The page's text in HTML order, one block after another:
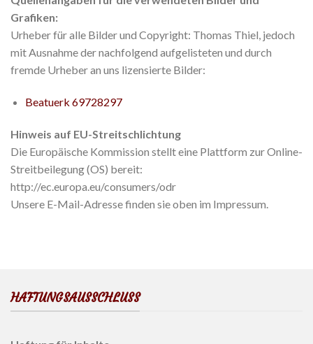
Grafiken:
Urheber für alle Bilder und Copyright: Thomas Thiel, jedoch
mit Ausnahme der nachfolgend aufgelisteten und durch
fremde Urheber an uns lizensierte Bilder:
Beatuerk 69728297
Hinweis auf EU-Streitschlichtung
Die Europäische Kommission stellt eine Plattform zur Online-
Streitbeilegung (OS) bereit:
http://ec.europa.eu/consumers/odr
Unsere E-Mail-Adresse finden sie oben im Impressum.
HAFTUNGSAUSSCHLUSS